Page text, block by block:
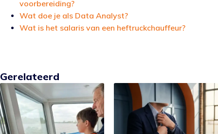
voorbereiding?
Wat doe je als Data Analyst?
Wat is het salaris van een heftruckchauffeur?
Gerelateerd